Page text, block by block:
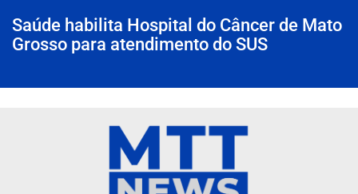
Saúde habilita Hospital do Câncer de Mato
Grosso para atendimento do SUS